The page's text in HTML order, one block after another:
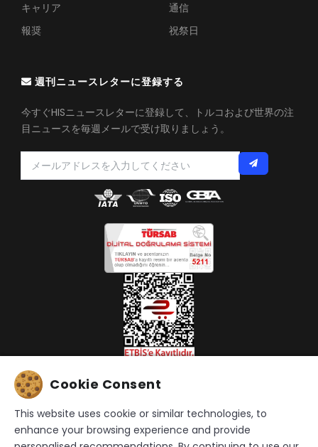
キャリア
報奨
通信
祝祭日
週刊ニュースレターに登録する
今すぐHISニュースレターに登録して、トルコおよび世界の注
目ニュースを毎週メールで受け取りましょう。
機密保持契約 KVKKお申込書
Cookie Consent
This website uses cookie or similar technologies, to
enhance your browsing experience and provide